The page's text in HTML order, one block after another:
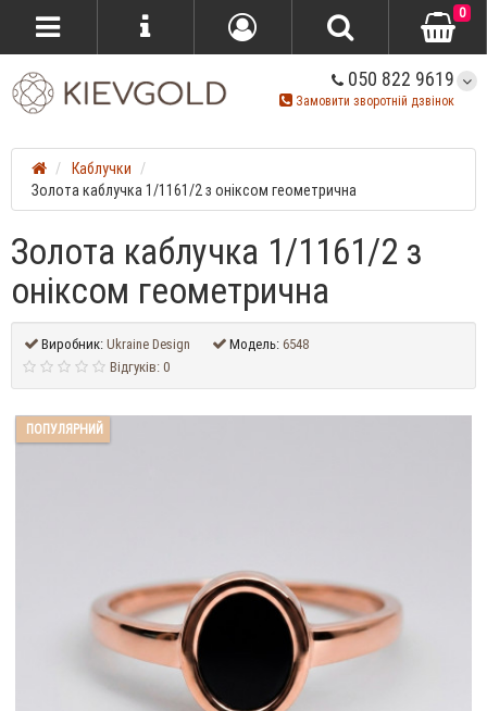
050 822 9619
Замовити зворотній дзвінок
0
Каблучки
Золота каблучка 1/1161/2 з оніксом геометрична
Золота каблучка 1/1161/2 з
оніксом геометрична
Виробник:Ukraine Design Модель:6548
Відгуків: 0
ПОПУЛЯРНИЙ